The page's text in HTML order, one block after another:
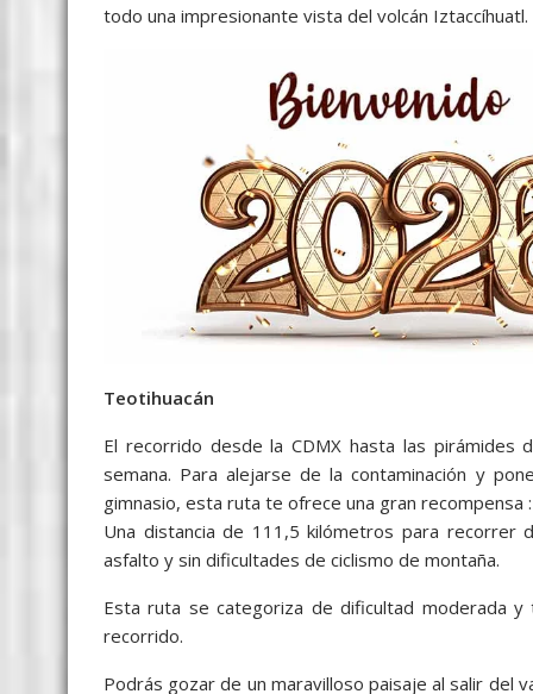
todo una impresionante vista del volcán Iztaccíhuatl.
Teotihuacán
El recorrido desde la CDMX hasta las pirámides
semana. Para alejarse de la contaminación y
gimnasio, esta ruta te ofrece una gran recompensa
Una distancia de 111,5 kilómetros para
asfalto y sin dificultades de ciclismo de montaña.
Esta ruta se categoriza de dificultad moderada
recorrido.
Podrás gozar de un maravilloso paisaje al salir del